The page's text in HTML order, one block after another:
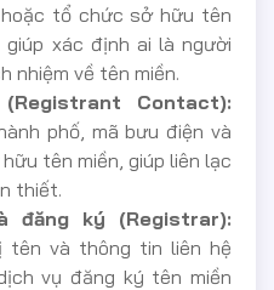
tổ chức sở hữu tên
giúp xác định ai là người
nhiệm về tên miền.
Contact):
phố, mã bưu điện và
tên miền, giúp liên lạc
thiết.
đăng ký (Registrar):
tên và thông tin liên hệ
vụ đăng ký tên miền